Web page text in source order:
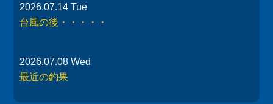
2026.07.14 Tue
台風の後・・・・・
2026.07.08 Wed
最近の釣果